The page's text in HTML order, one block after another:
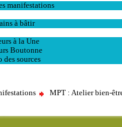
manifestations
à bâtir
à la Une
Boutonne
des sources
MPT : Atelier bien-